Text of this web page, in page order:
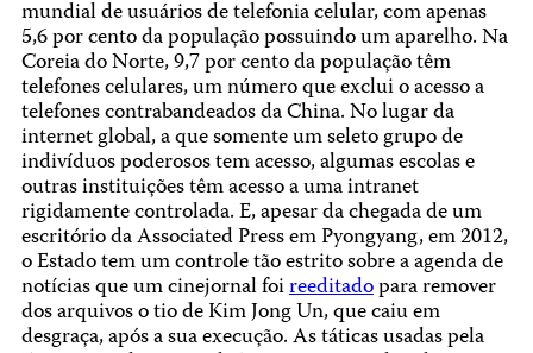
mundial de usuários de telefonia celular, com apenas
5,6 por cento da população possuindo um aparelho. Na
Coreia do Norte, 9,7 por cento da população têm
telefones celulares, um número que exclui o acesso a
telefones contrabandeados da China. No lugar da
internet global, a que somente um seleto grupo de
indivíduos poderosos tem acesso, algumas escolas e
outras instituições têm acesso a uma intranet
rigidamente controlada. E, apesar da chegada de um
escritório da Associated Press em Pyongyang, em 2012,
o Estado tem um controle tão estrito sobre a agenda de
notícias que um cinejornal foireeditadopara remover
dos arquivos o tio de Kim Jong Un, que caiu em
desgraça, após a sua execução. As táticas usadas pela